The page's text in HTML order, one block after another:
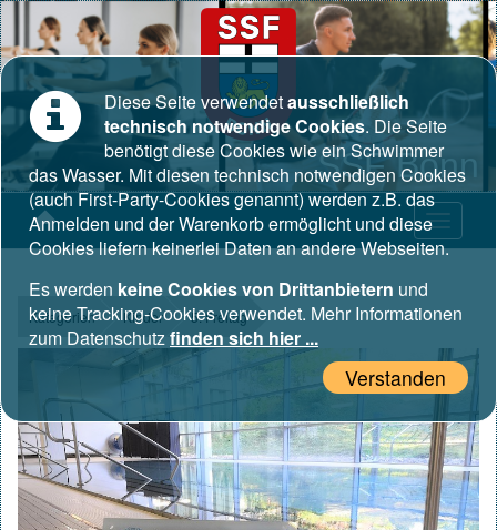
SSF Bonn
Kategorien Kinder 5. Freitag
Diese Seite verwendetausschließlich
technisch notwendige Cookies. Die Seite
benötigt diese Cookies wie ein Schwimmer
das Wasser. Mit diesen technisch notwendigen Cookies
(auch First-Party-Cookies genannt) werden z.B. das
Anmelden und der Warenkorb ermöglicht und diese
Cookies liefern keinerlei Daten an andere Webseiten.
Es werden keine Cookies von Drittanbietern und
keine Tracking-Cookies verwendet. Mehr Informationen
zum Datenschutzfinden sich hier ...
Verstanden